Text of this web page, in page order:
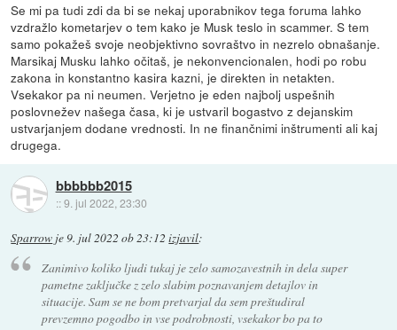
Se mi pa tudi zdi da bi se nekaj uporabnikov tega foruma lahko
vzdražlo kometarjev o tem kako je Musk teslo in scammer. S tem
samo pokažeš svoje neobjektivno sovraštvo in nezrelo obnašanje.
Marsikaj Musku lahko očitaš, je nekonvencionalen, hodi po robu
zakona in konstantno kasira kazni, je direkten in netakten.
Vsekakor pa ni neumen. Verjetno je eden najbolj uspešnih
poslovnežev našega časa, ki je ustvaril bogastvo z dejanskim
ustvarjanjem dodane vrednosti. In ne finančnimi inštrumenti ali kaj
drugega.
bbbbbb2015
::9. jul 2022, 23:30
Sparrow je9. jul 2022 ob 23:12 izjavil:
Zanimivo koliko ljudi tukaj je zelo samozavestnih in dela super
pametne zaključke z zelo slabim poznavanjem detajlov in
situacije. Sam se ne bom pretvarjal da sem preštudiral
prevzemno pogodbo in vse podrobnosti, vsekakor bo pa to